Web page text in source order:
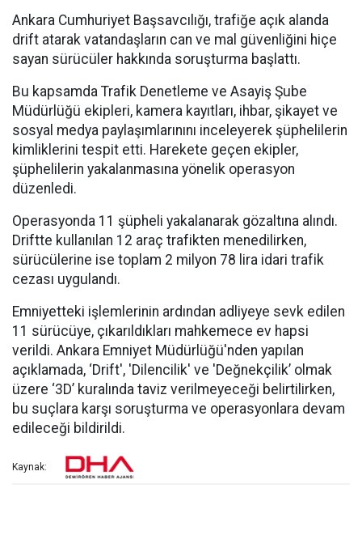
Ankara Cumhuriyet Başsavcılığı, trafiğe açık alanda
drift atarak vatandaşların can ve mal güvenliğini hiçe
sayan sürücüler hakkında soruşturma başlattı.
Bu kapsamda Trafik Denetleme ve Asayiş Şube
Müdürlüğü ekipleri, kamera kayıtları, ihbar, şikayet ve
sosyal medya paylaşımlarınını inceleyerek şüphelilerin
kimliklerini tespit etti. Harekete geçen ekipler,
şüphelilerin yakalanmasına yönelik operasyon
düzenledi.
Operasyonda 11 şüpheli yakalanarak gözaltına alındı.
Driftte kullanılan 12 araç trafikten menedilirken,
sürücülerine ise toplam 2 milyon 78 lira idari trafik
cezası uygulandı.
Emniyetteki işlemlerinin ardından adliyeye sevk edilen
11 sürücüye, çıkarıldıkları mahkemece ev hapsi
verildi. Ankara Emniyet Müdürlüğü'nden yapılan
açıklamada, ‘Drift', 'Dilencilik' ve 'Değnekçilik’ olmak
üzere ‘3D’ kuralında taviz verilmeyeceği belirtilirken,
bu suçlara karşı soruşturma ve operasyonlara devam
edileceği bildirildi.
Kaynak: